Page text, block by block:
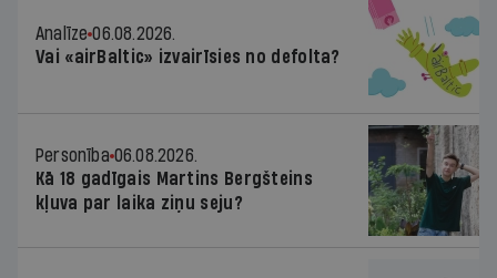
Analīze 06.08.2026.
Vai «airBaltic» izvairīsies no defolta?
Personība 06.08.2026.
Kā 18 gadīgais Martins Bergšteins
kļuva par laika ziņu seju?